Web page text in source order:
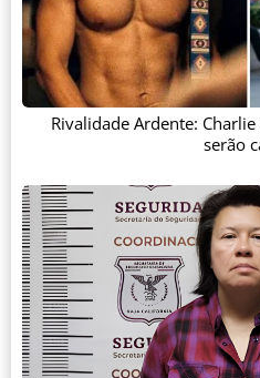
Rivalidade Ardente:
serão